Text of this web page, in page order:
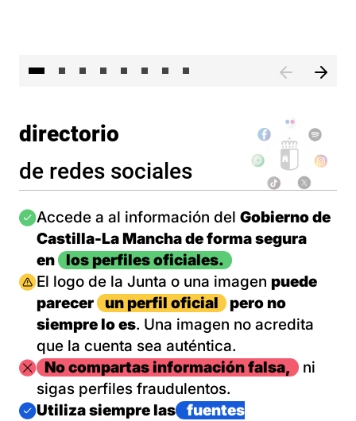
directorio
de redes sociales
Imagen
Accede a al información del Gobierno de
Castilla-La Mancha de forma segura
en
los perfiles oficiales.
Imagen
El logo de la Junta o una imagen puede
parecer
un perfil oficial
pero no
siempre lo es. Una imagen no acredita
que la cuenta sea auténtica.
ImagenNo compartas información falsa,
ni
sigas perfiles fraudulentos.
Imagen
Utiliza siempre las
fuentes